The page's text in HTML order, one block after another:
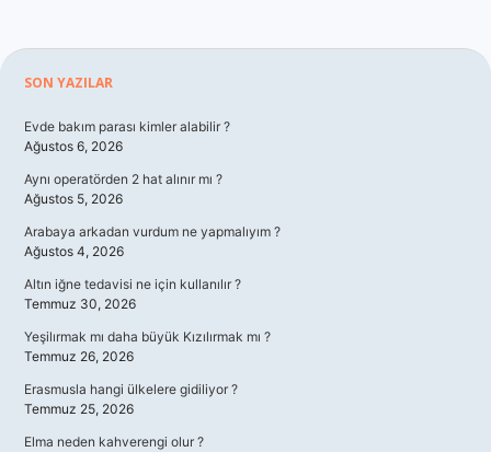
Sidebar
SON YAZILAR
Evde bakım parası kimler alabilir ?
Ağustos 6, 2026
Aynı operatörden 2 hat alınır mı ?
Ağustos 5, 2026
Arabaya arkadan vurdum ne yapmalıyım ?
Ağustos 4, 2026
Altın iğne tedavisi ne için kullanılır ?
Temmuz 30, 2026
Yeşilırmak mı daha büyük Kızılırmak mı ?
Temmuz 26, 2026
Erasmusla hangi ülkelere gidiliyor ?
Temmuz 25, 2026
Elma neden kahverengi olur ?